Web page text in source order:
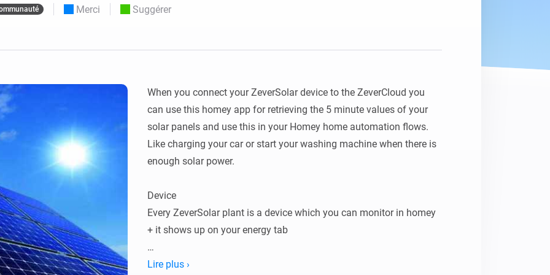
Homey Pro
Moods
Merci Suggérer
When you connect your ZeverSolar device to the ZeverCloud you
can use this homey app for retrieving the 5 minute values of your
solar panels and use this in your Homey home automation flows.
Like charging your car or start your washing machine when there is
enough solar power.
Device
Every ZeverSolar plant is a device which you can monitor in homey
+ it shows up on your energy tab
Requesting the app and secret key from zeversolar
Lire plus ›